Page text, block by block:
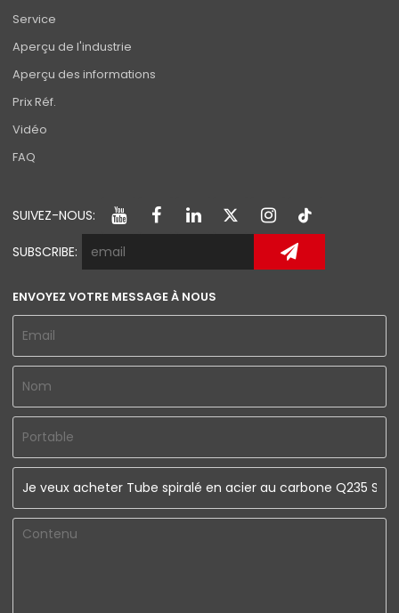
Service
Aperçu de l'industrie
Aperçu des informations
Prix Réf.
Vidéo
FAQ
SUIVEZ-NOUS:
SUBSCRIBE:
ENVOYEZ VOTRE MESSAGE À NOUS